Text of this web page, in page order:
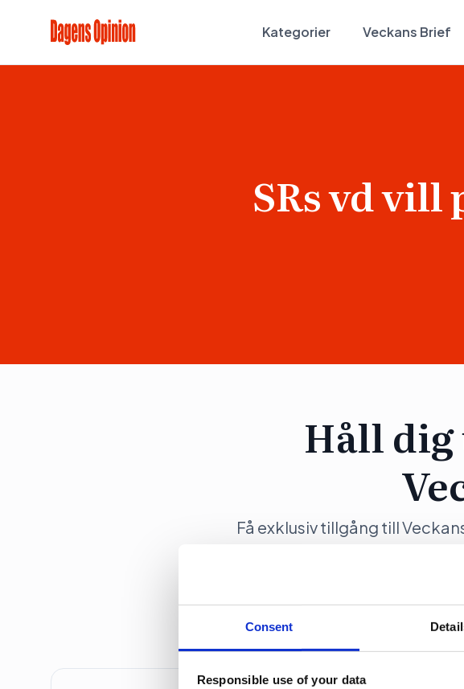
Consent
Responsible use of your data
Kategorier Veckans Brief
SRs vd vill
Håll
Få exklusiv tillgång till